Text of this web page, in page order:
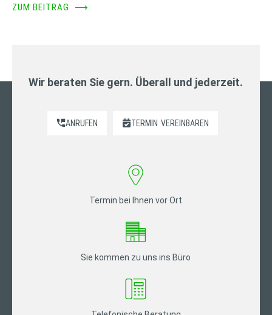
ZUM BEITRAG ⟶
Wir beraten Sie gern. Überall und jederzeit.
ANRUFEN TERMIN VEREINBAREN
Termin bei Ihnen vor Ort
Sie kommen zu uns ins Büro